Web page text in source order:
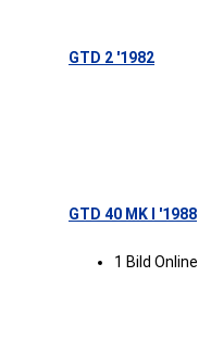
GTD 2 '1982
GTD 40 MK I '1988
1 Bild Online